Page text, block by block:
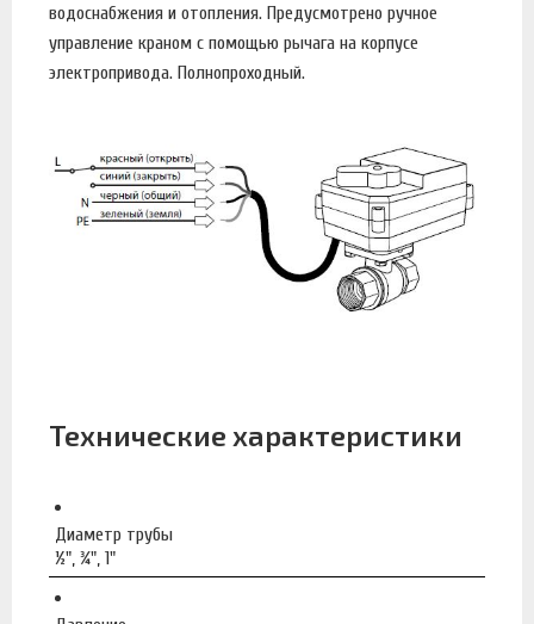
водоснабжения и отопления. Предусмотрено ручное
управление краном с помощью рычага на корпусе
электропривода. Полнопроходный.
Технические характеристики
Диаметр трубы
½", ¾", 1"